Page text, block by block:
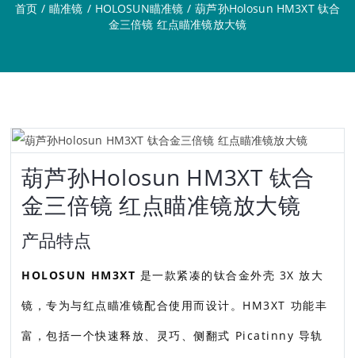
首页 / 瞄准镜 / HOLOSUN瞄准镜 / 葫芦孙Holosun HM3XT 钛合
金三倍镜 红点瞄准镜放大镜
葫芦孙Holosun HM3XT 钛合
金三倍镜 红点瞄准镜放大镜
产品特点
HOLOSUN HM3XT 是一款紧凑的钛合金外壳 3X 放大
镜，专为与红点瞄准镜配合使用而设计。HM3XT 功能丰
富，包括一个快速释放、灵巧、侧翻式 Picatinny 导轨